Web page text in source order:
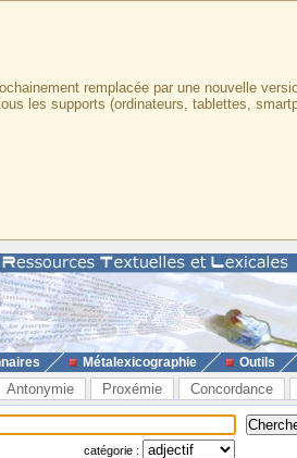
remplacée par une nouvelle
les supports (ordinateurs, tablettes,
Métalexicographie Outils
Antonymie Proxémie Concordance
catégorie :